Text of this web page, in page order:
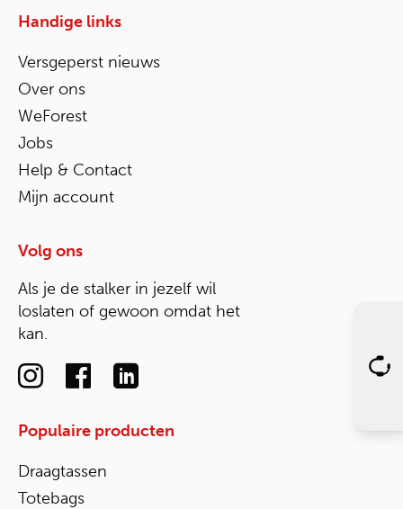
Handige links
Versgeperst nieuws
Over ons
WeForest
Jobs
Help & Contact
Mijn account
Volg ons
Als je de stalker in jezelf wil
loslaten of gewoon omdat het
kan.
Populaire producten
Draagtassen
Totebags